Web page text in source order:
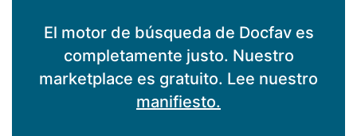
El motor de búsqueda de Docfav es
completamente justo. Nuestro
marketplace es gratuito. Lee nuestro
manifiesto.